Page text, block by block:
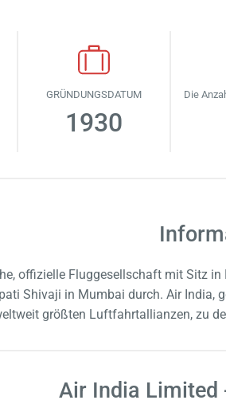
GRÜNDUNGSDATUM
1930
offizielle Fluggesellschaft mit Sitz
Shivaji in Mumbai durch. Air India,
größten Luftfahrtallianzen, zu
Air India Limited